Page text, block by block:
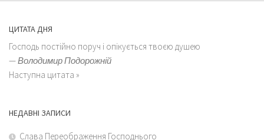
ЦИТАТА ДНЯ
Господь постійно поруч і опікується твоєю душею
—Володимир Подорожній
Наступна цитата »
НЕДАВНІ ЗАПИСИ
Слава Переображення Господнього